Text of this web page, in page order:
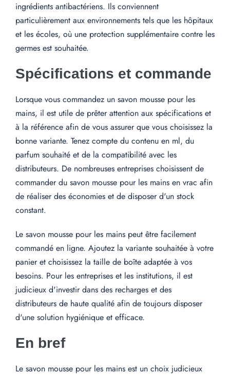
ingrédients antibactériens. Ils conviennent
particulièrement aux environnements tels que les hôpitaux
et les écoles, où une protection supplémentaire contre les
germes est souhaitée.
Spécifications et commande
Lorsque vous commandez un savon mousse pour les
mains, il est utile de prêter attention aux spécifications et
à la référence afin de vous assurer que vous choisissez la
bonne variante. Tenez compte du contenu en ml, du
parfum souhaité et de la compatibilité avec les
distributeurs. De nombreuses entreprises choisissent de
commander du savon mousse pour les mains en vrac afin
de réaliser des économies et de disposer d'un stock
constant.
Le savon mousse pour les mains peut être facilement
commandé en ligne. Ajoutez la variante souhaitée à votre
panier et choisissez la taille de boîte adaptée à vos
besoins. Pour les entreprises et les institutions, il est
judicieux d'investir dans des recharges et des
distributeurs de haute qualité afin de toujours disposer
d'une solution hygiénique et efficace.
En bref
Le savon mousse pour les mains est un choix judicieux